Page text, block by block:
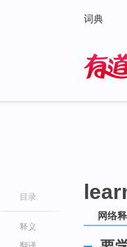
词典
目录
释义
网络